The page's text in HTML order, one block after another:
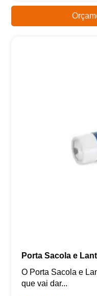
Porta Sacola e
O Porta Sacola e
que vai dar...